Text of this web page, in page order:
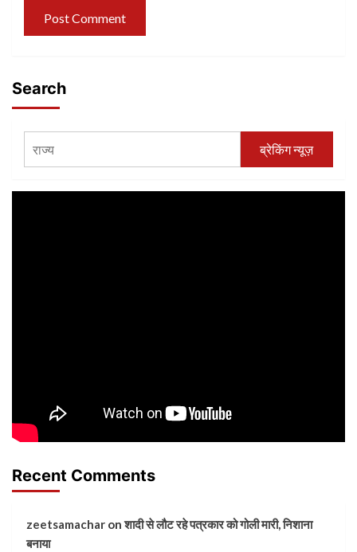
Search
ब्रेकिंग न्यूज़
Recent Comments
zeetsamachar onशादी से लौट रहे पत्रकार को गोली मारी, निशाना
बनाया